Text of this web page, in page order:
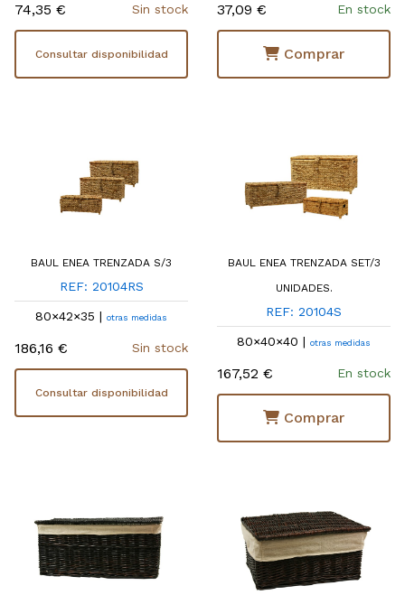
74,35 € Sin stock
Consultar disponibilidad
37,09 € En stock
Comprar
BAUL ENEA TRENZADA S/3
REF: 20104RS
80×42×35 | otras medidas
186,16 € Sin stock
Consultar disponibilidad
BAUL ENEA TRENZADA SET/3
UNIDADES.
REF: 20104S
80×40×40 | otras medidas
167,52 € En stock
Comprar